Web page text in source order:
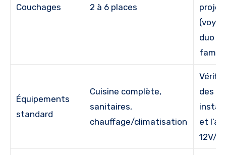
Couchages 2 à 6 places
duo
Équipements
standard
Cuisine complète,
sanitaires,
chauffage/climatisation
des
et
12V/